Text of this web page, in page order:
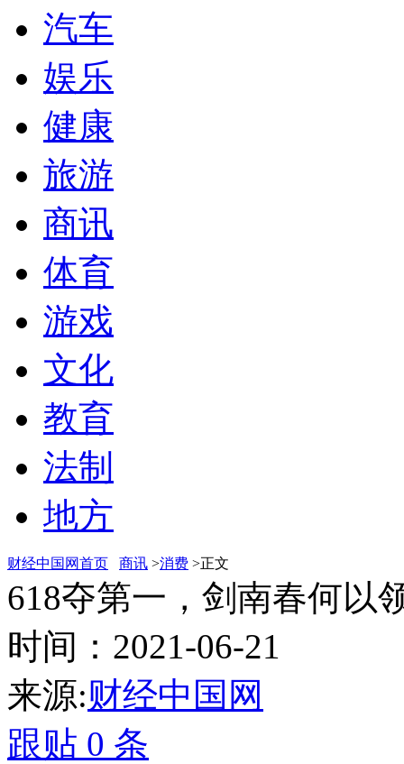
汽车
娱乐
健康
旅游
商讯
体育
游戏
文化
教育
法制
地方
财经中国网首页 商讯 >消费 >正文
618夺第一，剑南春何以
时间：2021-06-21
来源:财经中国网
跟贴 0 条